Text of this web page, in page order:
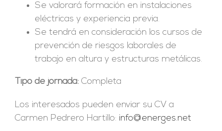
Se valorará formación en instalaciones
eléctricas y experiencia previa.
Se tendrá en consideración los cursos de
prevención de riesgos laborales de
trabajo en altura y estructuras metálicas.
Tipo de jornada: Completa
Los interesados pueden enviar su CV a
Carmen Pedrero Hartillo: info@energes.net